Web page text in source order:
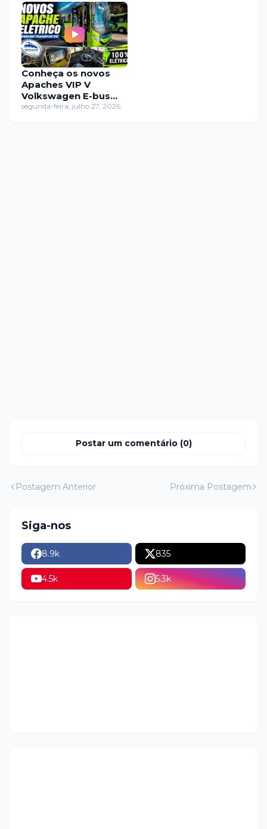
Conheça os novos
Apaches VIP V
Volkswagen E-bus
elétricos da Spencer
segunda-feira, julho 27, 2026
Postar um comentário (0)
Postagem Anterior Próxima Postagem
Siga-nos
8.9k 835
4.5k 5.3k